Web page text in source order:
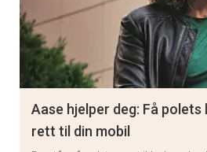
Aase hjelper deg: Få
rett til din mobil